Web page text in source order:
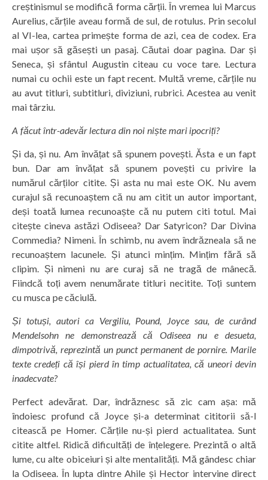
creștinismul se modifică forma cărții. În vremea lui Marcus
Aurelius, cărțile aveau formă de sul, de rotulus. Prin secolul
al VI-lea, cartea primește forma de azi, cea de codex. Era
mai ușor să găsești un pasaj. Căutai doar pagina. Dar și
Seneca, și sfântul Augustin citeau cu voce tare. Lectura
numai cu ochii este un fapt recent. Multă vreme, cărțile nu
au avut titluri, subtitluri, diviziuni, rubrici. Acestea au venit
mai târziu.
A făcut într-adevăr lectura din noi niște mari ipocriți?
Și da, și nu. Am învățat să spunem povești. Ăsta e un fapt
bun. Dar am învățat să spunem povești cu privire la
numărul cărților citite. Și asta nu mai este OK. Nu avem
curajul să recunoaștem că nu am citit un autor important,
deși toată lumea recunoaște că nu putem citi totul. Mai
citește cineva astăzi Odiseea? Dar Satyricon? Dar Divina
Commedia? Nimeni. În schimb, nu avem îndrăzneala să ne
recunoaștem lacunele. Și atunci mințim. Mințim fără să
clipim. Și nimeni nu are curaj să ne tragă de mânecă.
Fiindcă toți avem nenumărate titluri necitite. Toți suntem
cu musca pe căciulă.
Și totuși, autori ca Vergiliu, Pound, Joyce sau, de curând
Mendelsohn ne demonstrează că Odiseea nu e desueta,
dimpotrivă, reprezintă un punct permanent de pornire. Marile
texte credeți că își pierd în timp actualitatea, că uneori devin
inadecvate?
Perfect adevărat. Dar, îndrăznesc să zic cam așa: mă
îndoiesc profund că Joyce și-a determinat cititorii să-l
citească pe Homer. Cărțile nu-și pierd actualitatea. Sunt
citite altfel. Ridică dificultăți de înțelegere. Prezintă o altă
lume, cu alte obiceiuri și alte mentalități. Mă gândesc chiar
la Odiseea. În lupta dintre Ahile și Hector intervine direct